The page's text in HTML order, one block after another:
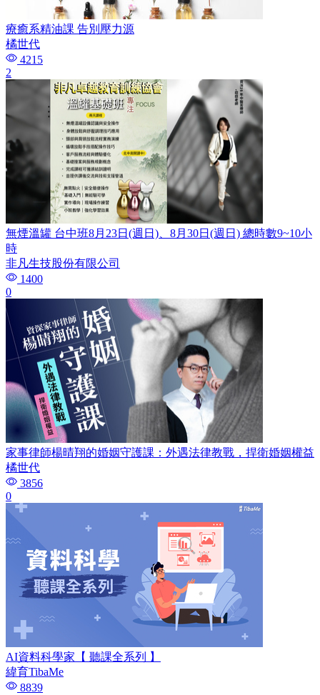
療癒系精油課 告別壓力源
橘世代
4215
2
無煙溫罐 台中班8月23日(週日)、8月30日(週日) 總時數9~10小
時
非凡生技股份有限公司
1400
0
家事律師楊晴翔的婚姻守護課：外遇法律教戰，捍衛婚姻權益
橘世代
3856
0
AI資料科學家【 聽課全系列 】
緯育TibaMe
8839